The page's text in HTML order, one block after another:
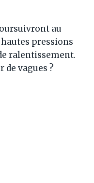
au
pressions
ralentissement.
vagues ?